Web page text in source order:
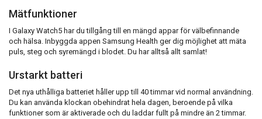
Mätfunktioner
I Galaxy Watch5 har du tillgång till en mängd appar för välbefinnande
och hälsa. Inbyggda appen Samsung Health ger dig möjlighet att mäta
puls, steg och syremängd i blodet. Du har alltså allt samlat!
Urstarkt batteri
Det nya uthålliga batteriet håller upp till 40 timmar vid normal användning.
Du kan använda klockan obehindrat hela dagen, beroende på vilka
funktioner som är aktiverade och du laddar fullt på mindre än 2 timmar.